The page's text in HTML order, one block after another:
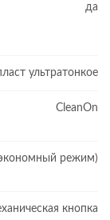
да
ультратонкое
CleanOn
режим)
кнопка